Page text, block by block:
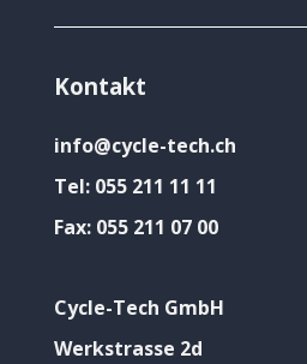
Kontakt
info@cycle-tech.ch
Tel: 055 211 11 11
Fax: 055 211 07 00
Cycle-Tech GmbH
Werkstrasse 2d